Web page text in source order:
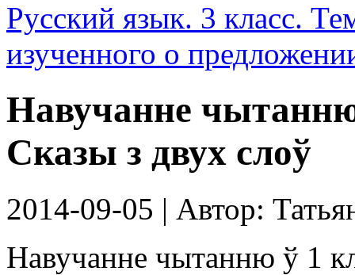
Русский язык. 3 класс.
изученного о
Навучанне
Сказы з двух слоў
2014-09-05 | Автор:
Навучанне чытанню ў 1